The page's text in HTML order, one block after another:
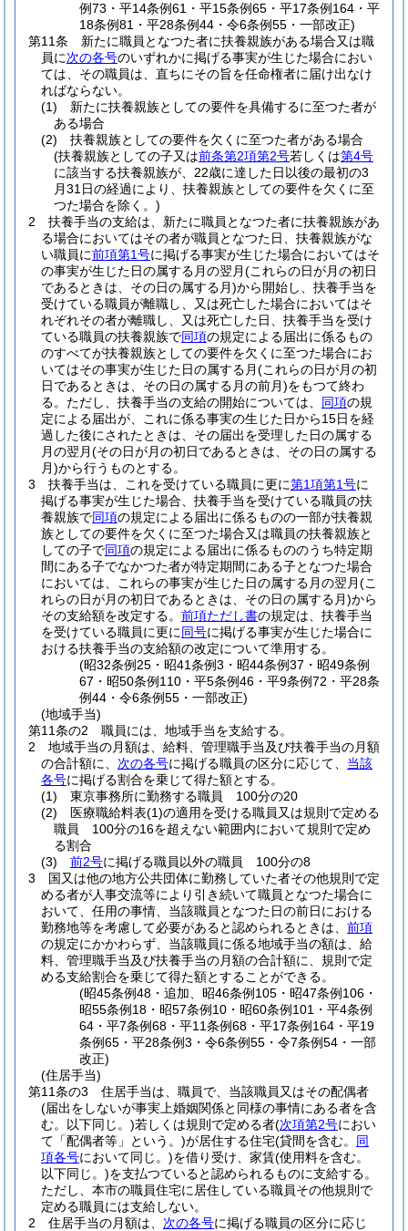
例73・平14条例61・平15条例65・平17条例164・平
18条例81・平28条例44・令6条例55・一部改正)
第11条
新たに職員となつた者に扶養親族がある場合又は職
員に次の各号のいずれかに掲げる事実が生じた場合におい
ては、その職員は、直ちにその旨を任命権者に届け出なけ
ればならない。
(1)
新たに扶養親族としての要件を具備するに至つた者が
ある場合
(2)
扶養親族としての要件を欠くに至つた者がある場合
(扶養親族としての子又は前条第2項第2号若しくは第4号
に該当する扶養親族が、22歳に達した日以後の最初の3
月31日の経過により、扶養親族としての要件を欠くに至
つた場合を除く。)
2
扶養手当の支給は、新たに職員となつた者に扶養親族があ
る場合においてはその者が職員となつた日、扶養親族がな
い職員に前項第1号に掲げる事実が生じた場合においてはそ
の事実が生じた日の属する月の翌月(これらの日が月の初日
であるときは、その日の属する月)から開始し、扶養手当を
受けている職員が離職し、又は死亡した場合においてはそ
れぞれその者が離職し、又は死亡した日、扶養手当を受け
ている職員の扶養親族で同項の規定による届出に係るもの
のすべてが扶養親族としての要件を欠くに至つた場合にお
いてはその事実が生じた日の属する月(これらの日が月の初
日であるときは、その日の属する月の前月)をもつて終わ
る。 ただし、扶養手当の支給の開始については、 同項の規
定による届出が、これに係る事実の生じた日から15日を経
過した後にされたときは、その届出を受理した日の属する
月の翌月(その日が月の初日であるときは、その日の属する
月)から行うものとする。
3
扶養手当は、これを受けている職員に更に第1項第1号に
掲げる事実が生じた場合、扶養手当を受けている職員の扶
養親族で同項の規定による届出に係るものの一部が扶養親
族としての要件を欠くに至つた場合又は職員の扶養親族と
しての子で同項の規定による届出に係るもののうち特定期
間にある子でなかつた者が特定期間にある子となつた場合
においては、これらの事実が生じた日の属する月の翌月(こ
れらの日が月の初日であるときは、その日の属する月)から
その支給額を改定する。 前項ただし書の規定は、扶養手当
を受けている職員に更に同号に掲げる事実が生じた場合に
おける扶養手当の支給額の改定について準用する。
(昭32条例25・昭41条例3・昭44条例37・昭49条例
67・昭50条例110・平5条例46・平9条例72・平28条
例44・令6条例55・一部改正)
(地域手当)
第11条の2
職員には、地域手当を支給する。
2
地域手当の月額は、給料、管理職手当及び扶養手当の月額
の合計額に、 次の各号に掲げる職員の区分に応じて、 当該
各号に掲げる割合を乗じて得た額とする。
(1)
東京事務所に勤務する職員 100分の20
(2)
医療職給料表(1)の適用を受ける職員又は規則で定める
職員 100分の16を超えない範囲内において規則で定め
る割合
(3)
前2号に掲げる職員以外の職員 100分の8
3
国又は他の地方公共団体に勤務していた者その他規則で定
める者が人事交流等により引き続いて職員となつた場合に
おいて、任用の事情、当該職員となつた日の前日における
勤務地等を考慮して必要があると認められるときは、 前項
の規定にかかわらず、当該職員に係る地域手当の額は、給
料、管理職手当及び扶養手当の月額の合計額に、規則で定
める支給割合を乗じて得た額とすることができる。
(昭45条例48・追加、昭46条例105・昭47条例106・
昭55条例18・昭57条例10・昭60条例101・平4条例
64・平7条例68・平11条例68・平17条例164・平19
条例65・平28条例3・令6条例55・令7条例54・一部
改正)
(住居手当)
第11条の3
住居手当は、職員で、当該職員又はその配偶者
(届出をしないが事実上婚姻関係と同様の事情にある者を含
む。以下同じ。)若しくは規則で定める者(次項第2号におい
て「配偶者等」という。)が居住する住宅(貸間を含む。 同
項各号において同じ。)を借り受け、家賃(使用料を含む。
以下同じ。)を支払つていると認められるものに支給する。
ただし、本市の職員住宅に居住している職員その他規則で
定める職員には支給しない。
2
住居手当の月額は、 次の各号に掲げる職員の区分に応じ